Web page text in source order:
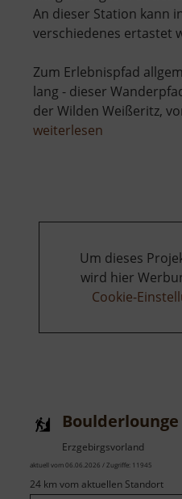
An dieser Station kann
verschiedenes ertastet
Zum Erlebnispfad
lang - dieser
der Wilden Weißeritz,
weiterlesen
Um dieses
wird hier
Cookie-
Erzgebirgsvorland
aktuell vom 06.06.2026 / Zugriffe: 11945
24 km vom aktuellen Standort